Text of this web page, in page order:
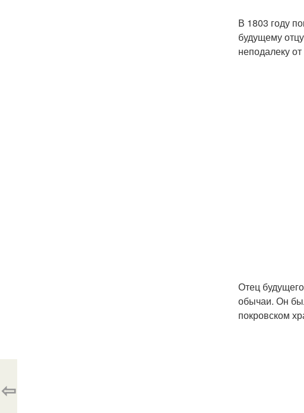
В 1803 году
будущему
неподалеку
Отец
обычаи. Он
покровском
⇦